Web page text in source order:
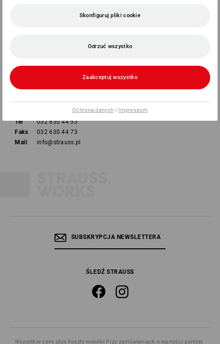
Strauss Polska sp. z o.o.
ul. Wróblewskiego W. 2a
40-214 Katowice
Tel
032 630 44 53
Faks
032 630 44 73
Mail
info@strauss.pl
SUBSKRYPCJA NEWSLETTERA
ŚLEDŹ STRAUSS
Wszystkie ceny plus koszty wysyłki Przy zamówieniach o wartości poniżej
Skonfiguruj pliki cookie
Odrzuć wszystko
Zaakceptuj wszystko
Ochrona danych | Impressum